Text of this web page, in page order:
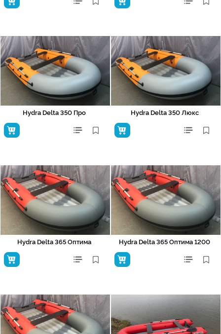
Hydra Delta 350 Про Hydra Delta 350 Люкс
Hydra Delta 365 Оптима Hydra Delta 365 Оптима 1200